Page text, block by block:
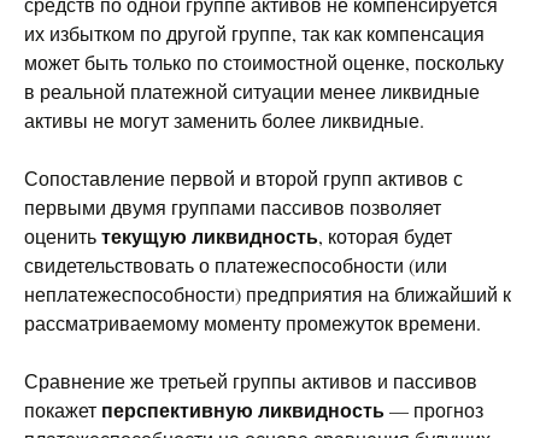
их избытком по другой группе, так как компенсация
может быть только по стоимостной оценке, поскольку
в реальной платежной ситуации менее ликвидные
активы не могут заменить более ликвидные.
Сопоставление первой и второй групп активов с
первыми двумя группами пассивов позволяет
оценитьтекущую ликвидность, которая будет
свидетельствовать о платежеспособности (или
неплатежеспособности) предприятия на ближайший к
рассматриваемому моменту промежуток времени.
Сравнение же третьей группы активов и пассивов
покажет перспективную ликвидность— прогноз